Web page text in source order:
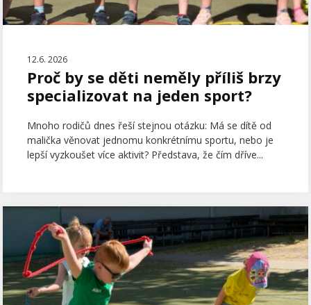
12.6. 2026
Proč by se děti neměly příliš brzy
specializovat na jeden sport?
Mnoho rodičů dnes řeší stejnou otázku: Má se dítě od
malička věnovat jednomu konkrétnímu sportu, nebo je
lepší vyzkoušet více aktivit? Představa, že čím dříve...